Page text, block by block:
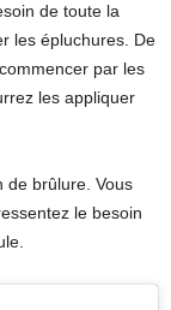
de toute la
les épluchures. De
par les
les appliquer
de brûlure. Vous
le besoin